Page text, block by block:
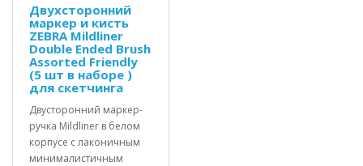
Двухсторонний
маркер и кисть
ZEBRA Mildliner
Double Ended Brush
Assorted Friendly
(5 шт в наборе )
для скетчинга
Двусторонний маркер-
ручка Mildliner в белом
корпусе с лаконичным
минималистичным